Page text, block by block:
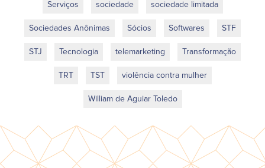
Serviços sociedade sociedade limitada
Sociedades Anônimas Sócios Softwares STF
STJ Tecnologia telemarketing Transformação
TRT TST violência contra mulher
William de Aguiar Toledo